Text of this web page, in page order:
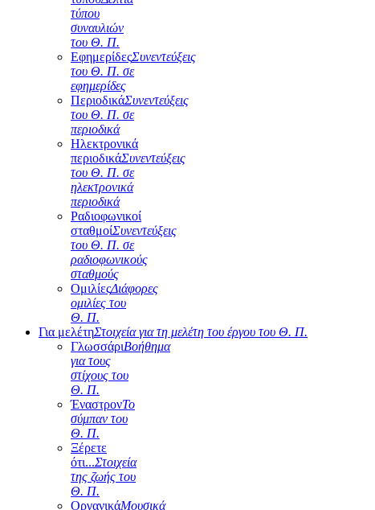
τύπου
συναυλιών
του Θ. Π.
ΕφημερίδεςΣυνεντεύξεις
του Θ. Π. σε
εφημερίδες
ΠεριοδικάΣυνεντεύξεις
του Θ. Π. σε
περιοδικά
Ηλεκτρονικά
περιοδικάΣυνεντεύξεις
του Θ. Π. σε
ηλεκτρονικά
περιοδικά
Ραδιοφωνικοί
σταθμοίΣυνεντεύξεις
του Θ. Π. σε
ραδιοφωνικούς
σταθμούς
ΟμιλίεςΔιάφορες
ομιλίες του
Θ. Π.
Για μελέτηΣτοιχεία για τη μελέτη του έργου του Θ. Π.
ΓλωσσάριΒοήθημα
για τους
στίχους του
Θ. Π.
ΈναστρονΤο
σύμπαν του
Θ. Π.
Ξέρετε
ότι...Στοιχεία
της ζωής του
Θ. Π.
ΟργανικάΜουσικά